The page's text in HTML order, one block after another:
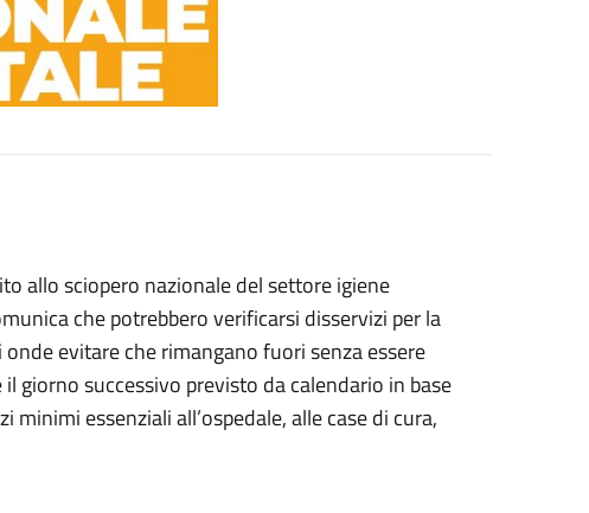
allo sciopero nazionale del settore igiene
che potrebbero verificarsi disservizi per la
evitare che rimangano fuori senza essere
giorno successivo previsto da calendario in base
essenziali all’ospedale, alle case di cura,